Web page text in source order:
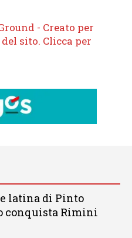
latina di Pinto
conquista Rimini